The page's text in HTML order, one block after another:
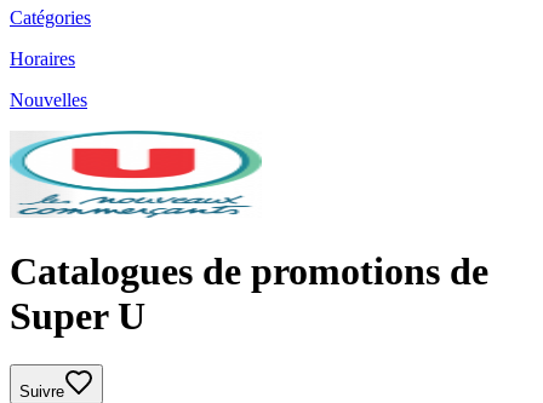
Catégories
Horaires
Nouvelles
Catalogues de promotions de
Super U
Suivre